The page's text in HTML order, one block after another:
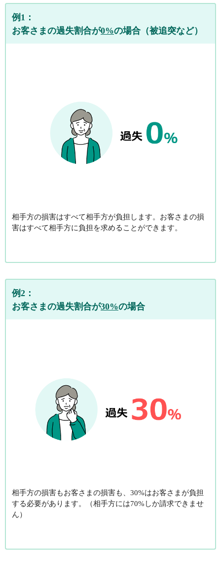
例1：
お客さまの過失割合が0%の場合（被追突など）
相手方の損害はすべて相手方が負担 します。お客さまの損
害はすべて相手方に負担を求めることができます。
例2：
お客さまの過失割合が30%の場合
相手方の損害もお客さまの損害も、 30%はお客さまが負担
する必要があります。（相手方には70%しか請求できませ
ん）